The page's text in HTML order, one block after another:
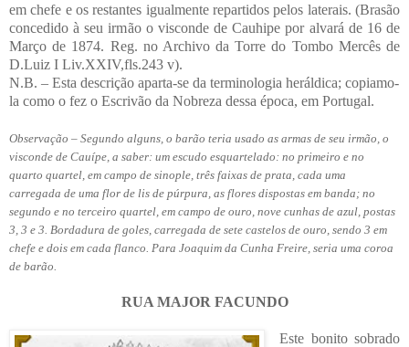
em chefe e os restantes igualmente repartidos pelos laterais. (Brasão
concedido à seu irmão o visconde de Cauhipe por alvará de 16 de
Março de 1874. Reg. no Archivo da Torre do Tombo Mercês de
D.Luiz I Liv.XXIV,fls.243 v).
N.B. – Esta descrição aparta-se da terminologia heráldica; copiamo-
la como o fez o Escrivão da Nobreza dessa época, em Portugal.
Observação – Segundo alguns, o barão teria usado as armas de seu irmão, o
visconde de Cauípe, a saber: um escudo esquartelado: no primeiro e no
quarto quartel, em campo de sinople, três faixas de prata, cada uma
carregada de uma flor de lis de púrpura, as flores dispostas em banda; no
segundo e no terceiro quartel, em campo de ouro, nove cunhas de azul, postas
3, 3 e 3. Bordadura de goles, carregada de sete castelos de ouro, sendo 3 em
chefe e dois em cada flanco. Para Joaquim da Cunha Freire, seria uma coroa
de barão.
RUA MAJOR FACUNDO
Este bonito sobrado